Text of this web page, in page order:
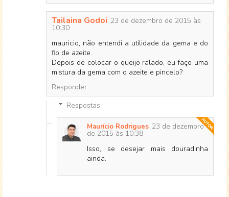
Tailaina Godoi 23 de dezembro de 2015 às
10:30
mauricio, não entendi a utilidade da gema e do
fio de azeite.
Depois de colocar o queijo ralado, eu faço uma
mistura da gema com o azeite e pincelo?
Responder
Respostas
Maurício Rodrigues 23 de dezembro
de 2015 às 10:38
Isso, se desejar mais douradinha
ainda.